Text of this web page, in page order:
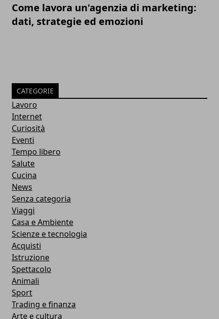
Come lavora un'agenzia di marketing:
dati, strategie ed emozioni
CATEGORIE
Lavoro
Internet
Curiosità
Eventi
Tempo libero
Salute
Cucina
News
Senza categoria
Viaggi
Casa e Ambiente
Scienze e tecnologia
Acquisti
Istruzione
Spettacolo
Animali
Sport
Trading e finanza
Arte e cultura